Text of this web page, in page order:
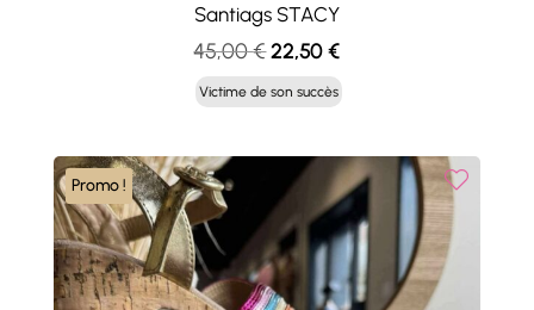
Santiags STACY
45,00€Le
prix
initial
45,00 €.
22,50€Le
prix
22,50 €.
Victime de son succès
Promo !